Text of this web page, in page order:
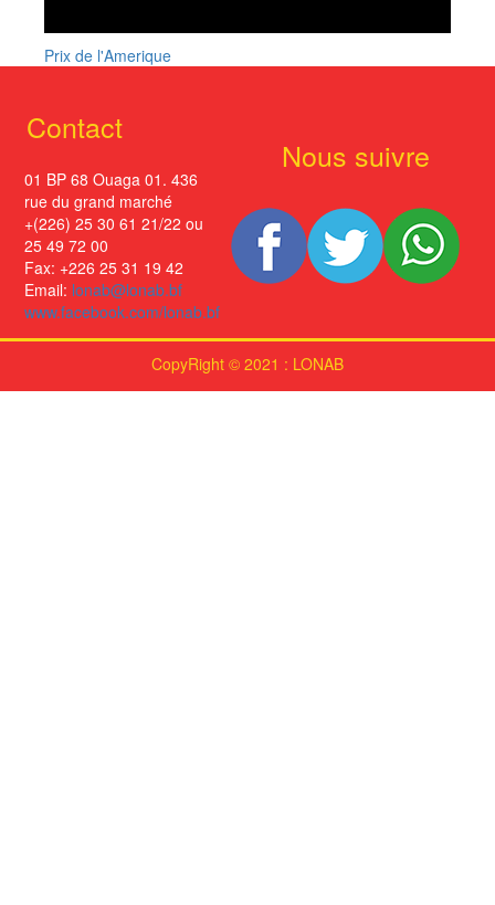
Prix de l'Amerique
Contact
01 BP 68 Ouaga 01. 436
rue du grand marché
+(226) 25 30 61 21/22 ou
25 49 72 00
Fax: +226 25 31 19 42
Email: lonab@lonab.bf
www.facebook.com/lonab.bf
Nous suivre
CopyRight © 2021 : LONAB